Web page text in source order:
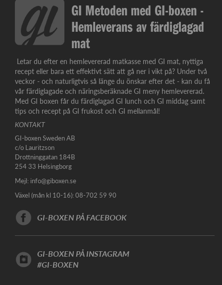
GI Metoden med GI-boxen -
Hemleverans av färdiglagad
mat
Letar du efter en hemlevererad matkasse med GI mat, nyttiga
recept eller bara ett effektivt sätt att gå ner i vikt på? Under två
veckor - och naturligtvis så länge du önskar efter det - kan du få
vår färdiglagade och näringsberäknade GI meny hemlevererad.
Med GI boxen får du färdiglagad GI lunch och GI middag samt
tips och recept på GI frukost och GI mellanmål!
KONTAKT
GI-boxen Sweden AB
c/o Lauritzson
Drottninggatan 184B
254 33 Helsingborg
Mejl: info@giboxen.se
Växel (mån kl 10-16): 08-702 59 90
GI-BOXEN PÅ FACEBOOK
GI-BOXEN PÅ INSTAGRAM
#GI-BOXEN